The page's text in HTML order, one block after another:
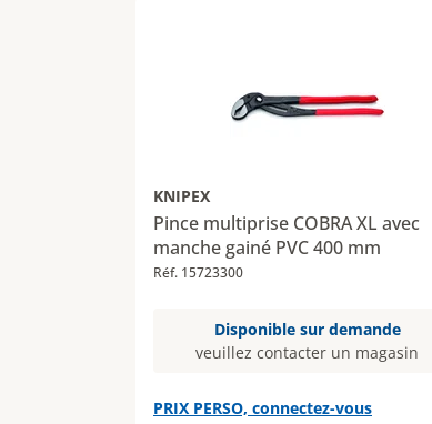
KNIPEX
Pince multiprise COBRA XL avec
manche gainé PVC 400 mm
Réf. 15723300
Disponible sur demande
veuillez contacter un magasin
PRIX PERSO, connectez-vous